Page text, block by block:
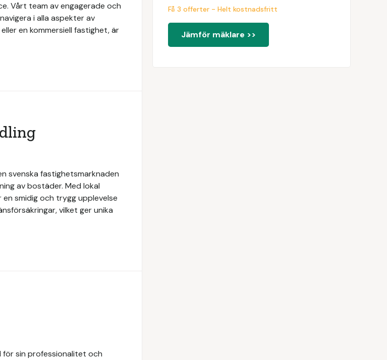
Vårt team av engagerade och
i alla aspekter av
en kommersiell fastighet, är
svenska fastighetsmarknaden
av bostäder. Med lokal
smidig och trygg upplevelse
vilket ger unika
för sin professionalitet och
Få 3 offerter - Helt kostnadsfritt
Jämför mäklare >>